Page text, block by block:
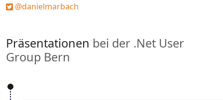
@danielmarbach
Präsentationen bei der .Net User
Group Bern